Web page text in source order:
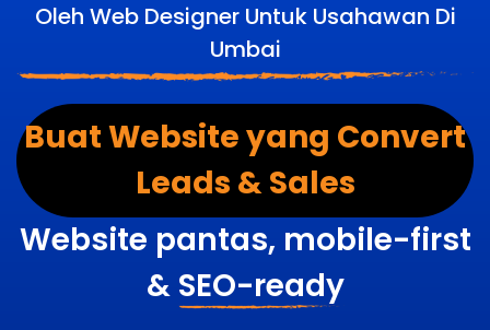
Oleh Web Designer Untuk Usahawan Di
Umbai
Buat Website yang Convert
Leads & Sales
Website pantas, mobile-first
& SEO-ready